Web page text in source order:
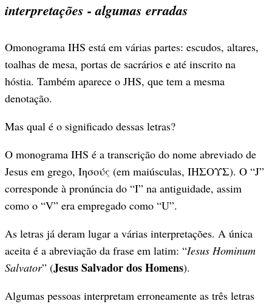
interpretações - algumas erradas
Omonograma IHS está em várias partes: escudos, altares,
toalhas de mesa, portas de sacrários e até inscrito na
hóstia. Também aparece o JHS, que tem a mesma
denotação.
Mas qual é o significado dessas letras?
O monograma IHS é a transcrição do nome abreviado de
Jesus em grego, Ιησούς (em maiúsculas, ΙΗΣΟΥΣ). O “J”
corresponde à pronúncia do “I” na antiguidade, assim
como o “V” era empregado como “U”.
As letras já deram lugar a várias interpretações. A única
aceita é a abreviação da frase em latim: “Iesus Hominum
Salvator” (Jesus Salvador dos Homens).
Algumas pessoas interpretam erroneamente as três letras